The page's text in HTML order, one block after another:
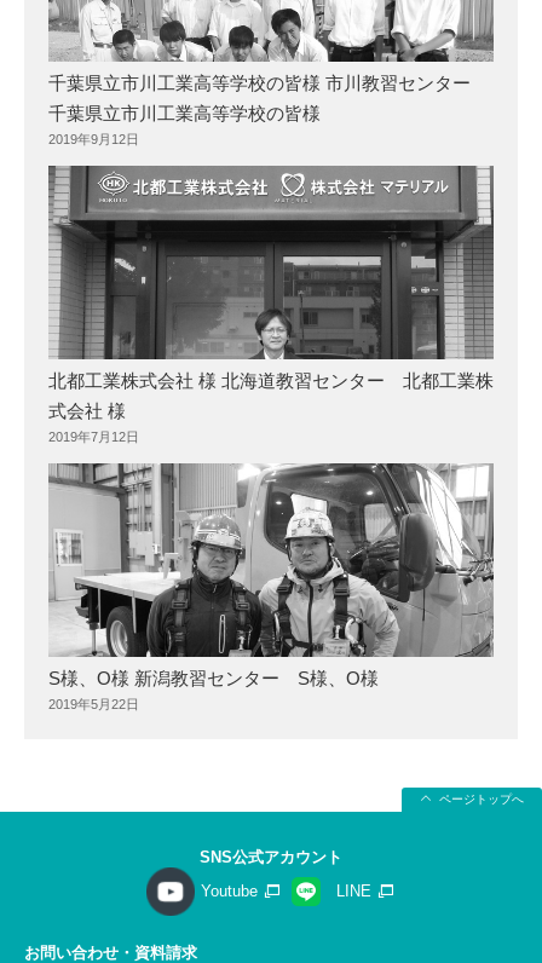
千葉県立市川工業高等学校の皆様 市川教習センター
千葉県立市川工業高等学校の皆様
2019年9月12日
北都工業株式会社 様 北海道教習センター 北都工業株
式会社 様
2019年7月12日
S様、O様 新潟教習センター S様、O様
2019年5月22日
ページトップへ
SNS公式アカウント
Youtube
LINE
お問い合わせ・資料請求